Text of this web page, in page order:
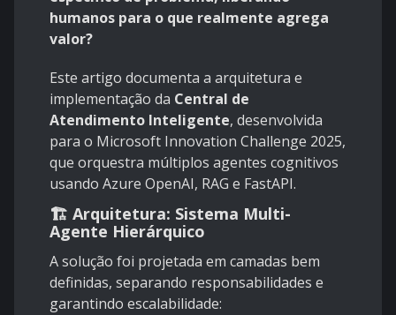
humanos para o que realmente agrega
valor?
Este artigo documenta a arquitetura e
implementação da Central de
Atendimento Inteligente, desenvolvida
para o Microsoft Innovation Challenge 2025,
que orquestra múltiplos agentes cognitivos
usando Azure OpenAI, RAG e FastAPI.
🏗️ Arquitetura: Sistema Multi-
Agente Hierárquico
A solução foi projetada em camadas bem
definidas, separando responsabilidades e
garantindo escalabilidade: